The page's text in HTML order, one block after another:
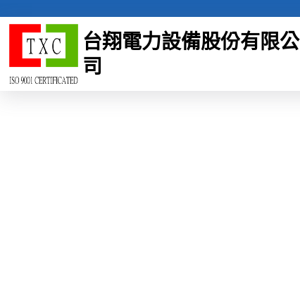
content
台翔電力設備股份有限公
司